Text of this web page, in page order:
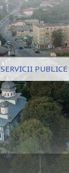
SERVICII PUBLICE